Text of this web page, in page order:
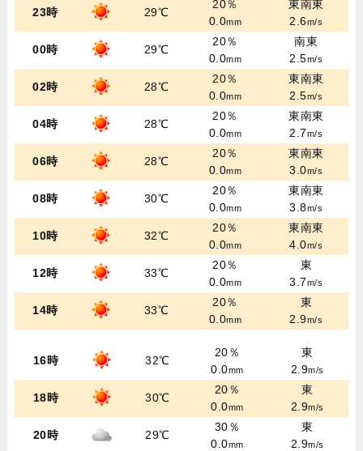
23時 29℃
20％
0.0mm
東南東
2.6m/s
00時 29℃
20％
0.0mm
南東
2.5m/s
02時 28℃
20％
0.0mm
東南東
2.5m/s
04時 28℃
20％
0.0mm
東南東
2.7m/s
06時 28℃
20％
0.0mm
東南東
3.0m/s
08時 30℃
20％
0.0mm
東南東
3.8m/s
10時 32℃
20％
0.0mm
東南東
4.0m/s
12時 33℃
20％
0.0mm
東
3.7m/s
14時 33℃
20％
0.0mm
東
2.9m/s
16時 32℃
20％
0.0mm
東
2.9m/s
18時 30℃
20％
0.0mm
東
2.9m/s
20時 29℃
30％
0.0mm
東
2.9m/s